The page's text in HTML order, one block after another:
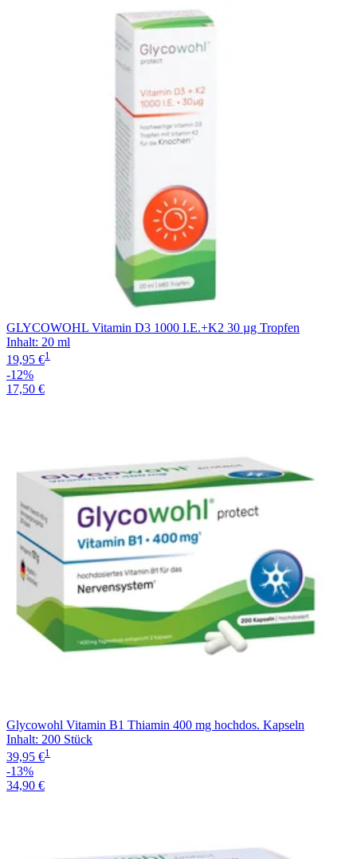
GLYCOWOHL Vitamin D3 1000 I.E.+K2 30 µg Tropfen
Inhalt: 20 ml
19,95 €1
-12%
17,50 €
Glycowohl Vitamin B1 Thiamin 400 mg hochdos. Kapseln
Inhalt: 200 Stück
39,95 €1
-13%
34,90 €